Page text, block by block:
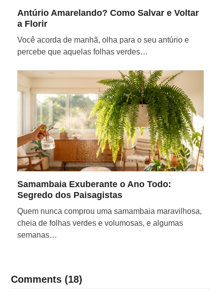
Antúrio Amarelando? Como Salvar e Voltar
a Florir
Você acorda de manhã, olha para o seu antúrio e
percebe que aquelas folhas verdes…
Samambaia Exuberante o Ano Todo:
Segredo dos Paisagistas
Quem nunca comprou uma samambaia maravilhosa,
cheia de folhas verdes e volumosas, e algumas
semanas…
Comments (18)